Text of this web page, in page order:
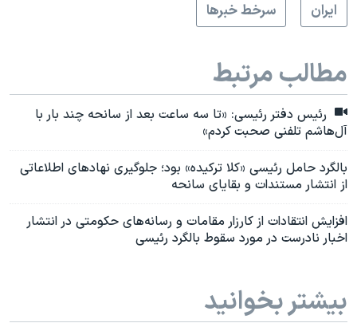
ايران
سرخط خبرها
مطالب مرتبط
رئیس دفتر رئیسی: «تا سه ساعت بعد از سانحه چند بار با
آل‌هاشم تلفنی صحبت کردم»
بالگرد حامل رئیسی «کلا ترکیده» بود؛ جلوگیری نهادهای اطلاعاتی
از انتشار مستندات و بقایای سانحه
افزایش انتقادات از کارزار مقامات و رسانه‌های حکومتی در انتشار
اخبار نادرست در مورد سقوط بالگرد رئیسی
بیشتر بخوانید